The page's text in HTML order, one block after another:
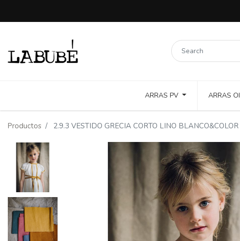
ARRAS PV ARRAS OI
Productos 2.9.3 VESTIDO GRECIA CORTO LINO BLANCO&COLOR